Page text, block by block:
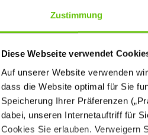
Zustimmung
Diese Webseite verwendet
Auf unserer Website verwenden
dass die Website optimal für Sie
Speicherung Ihrer Präferenzen
dabei, unseren Internetauftriff für
Cookies Sie erlauben. Verweigern